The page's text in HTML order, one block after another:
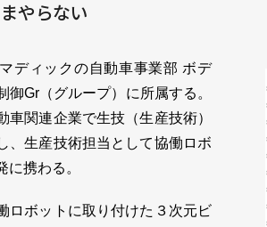
やらない
ディックの自動車事業部 ボデ
御Gr（グループ）に所属する。
車関連企業で生技（生産技術）
、生産技術担当として協働ロボ
に携わる。
ロボットに取り付けた３次元ビ